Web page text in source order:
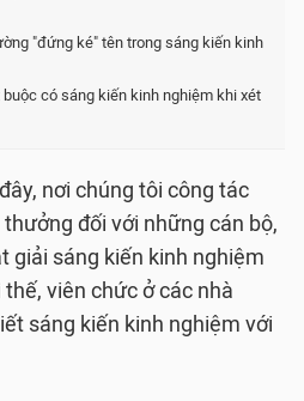
"đứng ké" tên trong sáng kiến kinh
có sáng kiến kinh nghiệm khi xét
nơi chúng tôi công tác
đối với những cán bộ,
giải sáng kiến kinh nghiệm
viên chức ở các nhà
sáng kiến kinh nghiệm với